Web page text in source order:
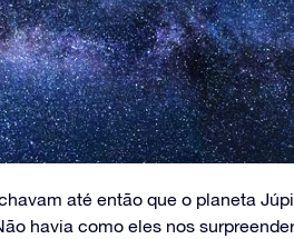
até então que o planeta
havia como eles nos